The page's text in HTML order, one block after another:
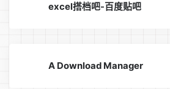
excel搭档吧-百度贴吧
A Download Manager